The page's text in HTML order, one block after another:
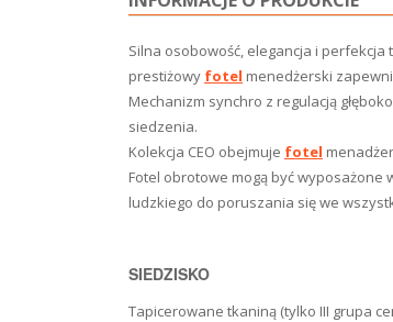
Silna osobowość, elegancja i perfekcja
prestiżowy fotel menedżerski
Mechanizm synchro z regulacją
siedzenia.
Kolekcja CEO obejmuje fotel
Fotel obrotowe mogą być wyposażone
ludzkiego do poruszania się we
SIEDZISKO
Tapicerowane tkaniną (tylko III grupa